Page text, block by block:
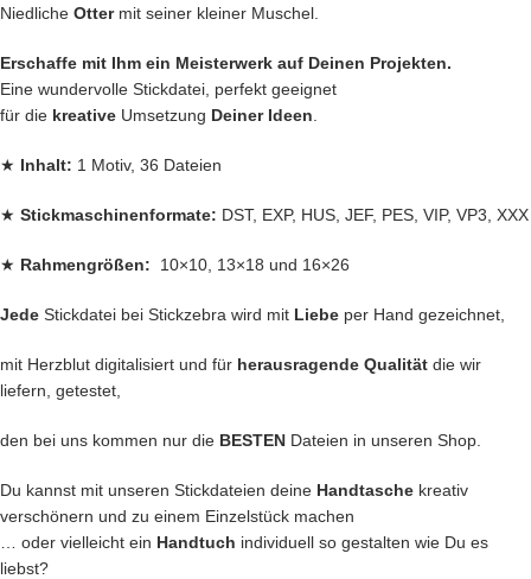
Niedliche Ottermit seiner kleiner Muschel.
Erschaffe mit Ihm ein Meisterwerk auf Deinen Projekten.
Eine wundervolle Stickdatei, perfekt geeignet
für die kreative Umsetzung Deiner Ideen
★ Inhalt: 1 Motiv, 36 Dateien
★ Stickmaschinenformate: DST, EXP, HUS, JEF, PES, VIP, VP3, XXX
★ Rahmengrößen: 10×10, 13×18 und 16×26
Jede Stickdatei bei Stickzebra wird mit Liebe per Hand gezeichnet,
mit Herzblut digitalisiert und für herausragende Qualität die wir
liefern, getestet,
den bei uns kommen nur die BESTEN Dateien in unseren Shop.
Du kannst mit unseren Stickdateien deine Handtasche kreativ
verschönern und zu einem Einzelstück machen
… oder vielleicht ein Handtuch individuell so gestalten wie Du es
liebst?